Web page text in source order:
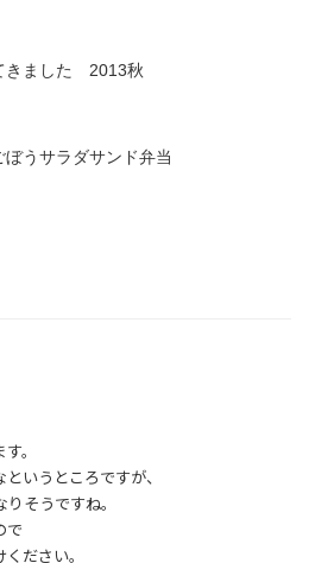
きました 2013秋
うサラダサンド弁当
。
いうところですが、
そうですね。
で
ださい。